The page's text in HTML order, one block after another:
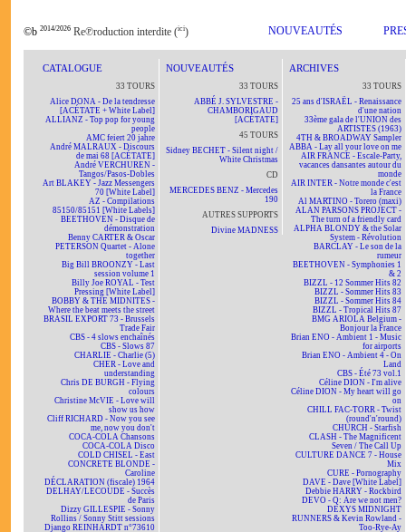
©b 2014/2026 Re℗roduction interdite (ici) NOUVEAUTÉS
CATALOGUE
33 TOURS
Alice DONA - De la tendresse
[ACÉTATE + White Label]
ALLIANZ - Top pop for young
people
AMC feiert 20 jahre
André MALRAUX - Discours
de mai 68 [ACÉTATE]
André VERCHUREN -
Tangos/Pasos-Dobles
Art BLAKEY - Jazz Messengers
70 [White Label]
AZ - Compilations
85150/85151 [White Labels]
BEETHOVEN - Disque de
démonstration
Benny CARTER & Oscar
PETERSON Quartet - Alone
together
Big Bill BROONZY - Last
session volume 1
Billy Joe ROYAL - Test
Pressing [White Label]
BOBBY & THE MIDNITES -
Where the beat meets the street
BRASIL EXPORT 73 - Brussels
Trade Fair
CBS - 4 slows enchaînés
CBS - Slows 87
CHARLIE - Charlie (5)
CHER - Love and
understanding
Chris DE BURGH - Flying
colours
Christine McVIE - Love will
show us how
Cliff RICHARD - Now you see
me, now you don't
COCA-COLA Chansons
COCA-COLA Disco
COLD CHISEL - East
CONCRETE BLONDE -
Caroline
DÉCLARATION (fiscale) 1964
DELHAY/LECOUDE - Succès
de Paris
Dizzy GILLESPIE - Sonny
Rollins / Sonny Stitt sessions
Django REINHARDT n°73610
NOUVEAUTÉS
33 TOURS
ABBÉ J. SYLVESTRE -
CHAMBORIGAUD
[ACÉTATE]
45 TOURS
Sidney BECHET - Silent night /
White Christmas
CD
MERCEDES BENZ - Mercedes
190
AUTRES SUPPORTS
Divine MADNESS
ARCHIVES
33 TOURS
25 ans d'ISRAËL - Renaissance
d'une nation
33ème gala de l'UNION des
ARTISTES (1963)
4TH & BROADWAY Sampler
ABBA - Lay all your love on me
AIR FRANCE - Escale-Party,
vacances dansantes autour du
monde
AIR INTER - Notre monde c'est
la France
Al MARTINO - Torero (maxi)
ALAN PARSONS PROJECT -
The turn of a friendly card
ALPHA BLONDY & the Solar
System - Révolution
BARCLAY - Le son de la
rumeur
BEETHOVEN - Symphonies 1
& 2
BIZZL - 12 Sommer Hits 82
BIZZL - Sommer Hits 83
BIZZL - Sommer Hits 84
BIZZL - Tropical Hits 87
BMG ARIOLA Belgium -
Bonjour la France
Brian ENO - Ambient 1 - Music
for airports
Brian ENO - Ambient 4 - On
Land
CBS - Été 73 vol.1
Céline DION - I'm alive
Céline DION - My heart will go
on
CHILL FAC-TORR - Twist
(round'n'round)
CHURCH - Starfish
CLASH - The Magnificent
Seven / The Call Up
CULTURE DANCE 7 - House
Mix
CURE - Pornography
DAVE - Dave [White Label]
Debbie HARRY - Rockbird
DEVO - Q: Are we not men?
DEXYS MIDNIGHT
RUNNERS & Kevin Rowland -
Too-Rye-Ay